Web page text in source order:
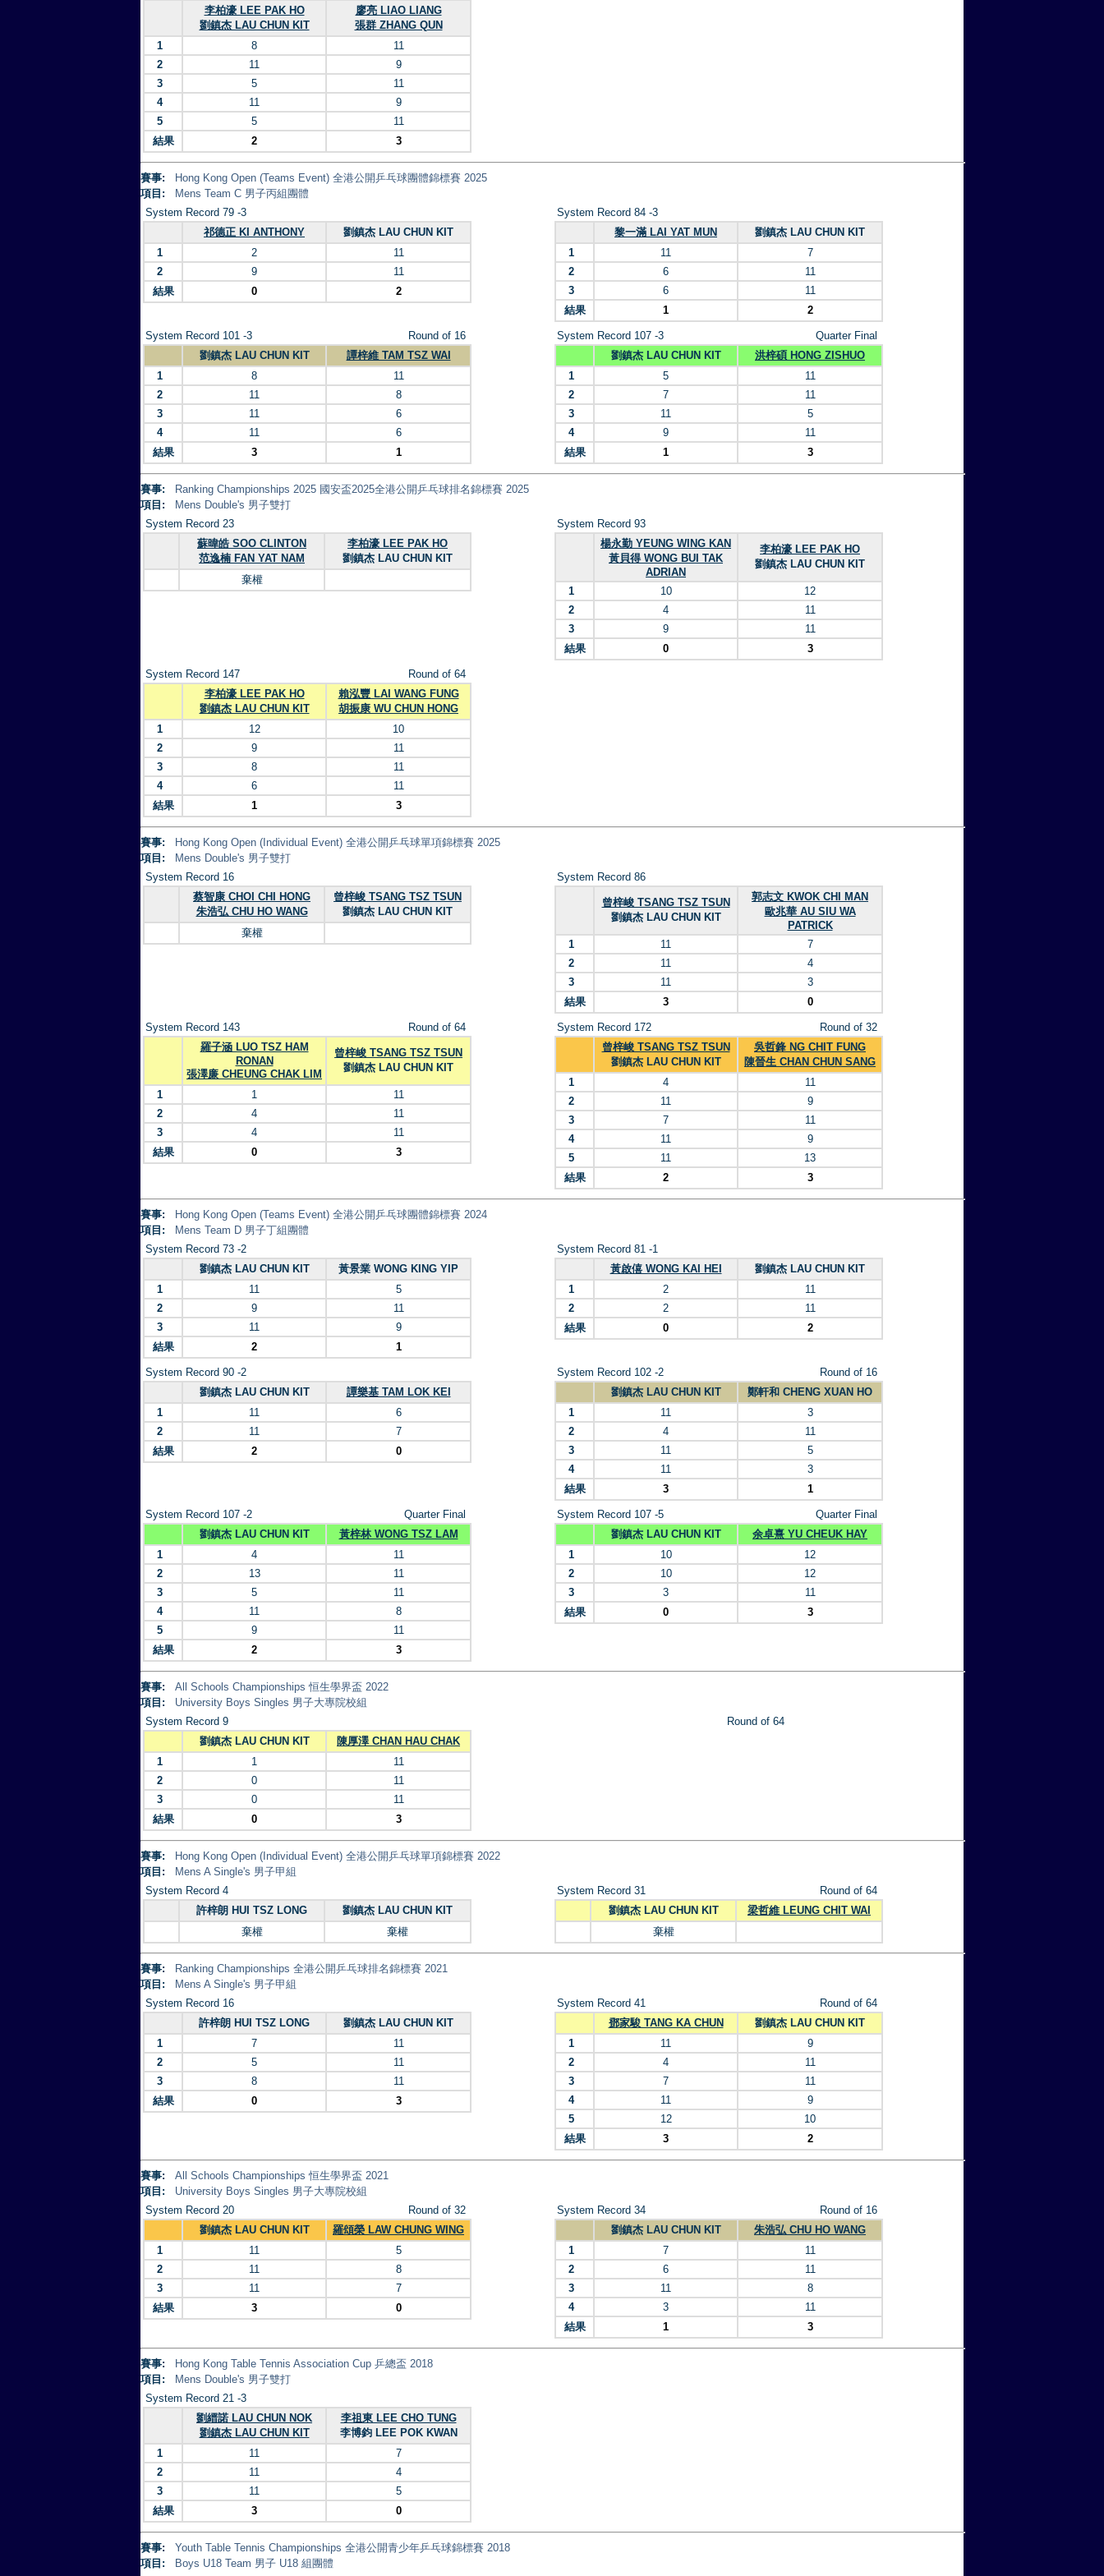
李柏濠 LEE PAK HO
劉鎮杰 LAU CHUN KIT
廖亮 LIAO LIANG
張群 ZHANG QUN
1
8
11
2
11
9
3
5
11
4
11
9
5
5
11
結果
2 3
賽事:
Hong Kong Open (Teams Event) 全港公開乒乓球團體錦標賽 2025
項目:
Mens Team C 男子丙組團體
System Record 79 -3
祁德正 KI ANTHONY
劉鎮杰 LAU CHUN KIT
1
2
11
2
9
11
結果
0 2
System Record 84 -3
黎一滿 LAI YAT MUN
劉鎮杰 LAU CHUN KIT
1
11
7
2
6
11
3
6
11
結果
1 2
System Record 101 -3
Round of 16
劉鎮杰 LAU CHUN KIT
譚梓維 TAM TSZ WAI
1
8
11
2
11
8
3
11
6
4
11
6
結果
3 1
System Record 107 -3
Quarter Final
劉鎮杰 LAU CHUN KIT
洪梓碩 HONG ZISHUO
1
5
11
2
7
11
3
11
5
4
9
11
結果
1 3
賽事:
Ranking Championships 2025 國安盃2025全港公開乒乓球排名錦標賽 2025
項目:
Mens Double's 男子雙打
System Record 23
蘇暐皓 SOO CLINTON
范逸楠 FAN YAT NAM
李柏濠 LEE PAK HO
劉鎮杰 LAU CHUN KIT
棄權
System Record 93
楊永勤 YEUNG WING KAN
黃貝得 WONG BUI TAK
ADRIAN
李柏濠 LEE PAK HO
劉鎮杰 LAU CHUN KIT
1 10
12
2
4
11
3
9
11
結果
0 3
System Record 147
Round of 64
李柏濠 LEE PAK HO
劉鎮杰 LAU CHUN KIT
賴泓豐 LAI WANG FUNG
胡振康 WU CHUN HONG
1
12
10
2
9
11
3
8
11
4
6
11
結果
1 3
賽事:
Hong Kong Open (Individual Event) 全港公開乒乓球單項錦標賽 2025
項目:
Mens Double's 男子雙打
System Record 16
蔡智康 CHOI CHI HONG
朱浩弘 CHU HO WANG
曾梓峻 TSANG TSZ TSUN
劉鎮杰 LAU CHUN KIT
棄權
System Record 86
曾梓峻 TSANG TSZ TSUN
劉鎮杰 LAU CHUN KIT
郭志文 KWOK CHI MAN
歐兆華 AU SIU WA
PATRICK
1
11
7
2
11
4
3
11
3
結果
3 0
System Record 143
Round of 64
羅子涵 LUO TSZ HAM
RONAN
張澤廉 CHEUNG CHAK LIM
曾梓峻 TSANG TSZ TSUN
劉鎮杰 LAU CHUN KIT
1 1
11
2
4
11
3
4
11
結果
0 3
System Record 172
Round of 32
曾梓峻 TSANG TSZ TSUN
劉鎮杰 LAU CHUN KIT
吳哲鋒 NG CHIT FUNG
陳晉生 CHAN CHUN SANG
1
4
11
2
11
9
3
7
11
4
11
9
5
11
13
結果
2 3
賽事:
Hong Kong Open (Teams Event) 全港公開乒乓球團體錦標賽 2024
項目:
Mens Team D 男子丁組團體
System Record 73 -2
劉鎮杰 LAU CHUN KIT
黃景業 WONG KING YIP
1
11
5
2
9
11
3
11
9
結果
2 1
System Record 81 -1
黃啟僖 WONG KAI HEI
劉鎮杰 LAU CHUN KIT
1
2
11
2
2
11
結果
0 2
System Record 90 -2
劉鎮杰 LAU CHUN KIT
譚樂基 TAM LOK KEI
1
11
6
2
11
7
結果
2 0
System Record 102 -2
Round of 16
劉鎮杰 LAU CHUN KIT
鄭軒和 CHENG XUAN HO
1
11
3
2
4
11
3
11
5
4
11
3
結果
3 1
System Record 107 -2
Quarter Final
劉鎮杰 LAU CHUN KIT
黃梓林 WONG TSZ LAM
1
4
11
2
13
11
3
5
11
4
11
8
5
9
11
結果
2 3
System Record 107 -5
Quarter Final
劉鎮杰 LAU CHUN KIT
余卓熹 YU CHEUK HAY
1
10
12
2
10
12
3
3
11
結果
0 3
賽事:
All Schools Championships 恒生學界盃 2022
項目:
University Boys Singles 男子大專院校組
System Record 9
Round of 64
劉鎮杰 LAU CHUN KIT
陳厚澤 CHAN HAU CHAK
1
1
11
2
0
11
3
0
11
結果
0 3
賽事:
Hong Kong Open (Individual Event) 全港公開乒乓球單項錦標賽 2022
項目:
Mens A Single's 男子甲組
System Record 4
許梓朗 HUI TSZ LONG
劉鎮杰 LAU CHUN KIT
棄權
棄權
System Record 31
Round of 64
劉鎮杰 LAU CHUN KIT
梁哲維 LEUNG CHIT WAI
棄權
賽事:
Ranking Championships 全港公開乒乓球排名錦標賽 2021
項目:
Mens A Single's 男子甲組
System Record 16
許梓朗 HUI TSZ LONG
劉鎮杰 LAU CHUN KIT
1
7
11
2
5
11
3
8
11
結果
0 3
System Record 41
Round of 64
鄧家駿 TANG KA CHUN
劉鎮杰 LAU CHUN KIT
1
11
9
2
4
11
3
7
11
4
11
9
5
12
10
結果
3 2
賽事:
All Schools Championships 恒生學界盃 2021
項目:
University Boys Singles 男子大專院校組
System Record 20
Round of 32
劉鎮杰 LAU CHUN KIT
羅頌榮 LAW CHUNG WING
1
11
5
2
11
8
3
11
7
結果
3 0
System Record 34
Round of 16
劉鎮杰 LAU CHUN KIT
朱浩弘 CHU HO WANG
1
7
11
2
6
11
3
11
8
4
3
11
結果
1 3
賽事:
Hong Kong Table Tennis Association Cup 乒總盃 2018
項目:
Mens Double's 男子雙打
System Record 21 -3
劉縉諾 LAU CHUN NOK
劉鎮杰 LAU CHUN KIT
李祖東 LEE CHO TUNG
李博鈞 LEE POK KWAN
1
11
7
2
11
4
3
11
5
結果
3 0
賽事:
Youth Table Tennis Championships 全港公開青少年乒乓球錦標賽 2018
項目:
Boys U18 Team 男子 U18 組團體